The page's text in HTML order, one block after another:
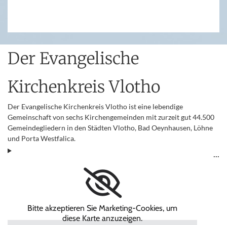
Der Evangelische
Kirchenkreis Vlotho
Der Evangelische Kirchenkreis Vlotho ist eine lebendige
Gemeinschaft von sechs Kirchengemeinden mit zurzeit gut 44.500
Gemeindegliedern in den Städten Vlotho, Bad Oeynhausen, Löhne
und Porta Westfalica.
Bitte akzeptieren Sie Marketing-Cookies, um
diese Karte anzuzeigen.